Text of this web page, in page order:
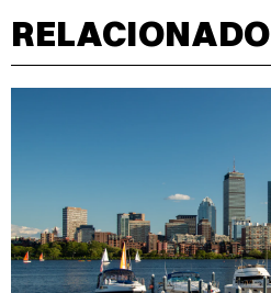
RELACIONADO